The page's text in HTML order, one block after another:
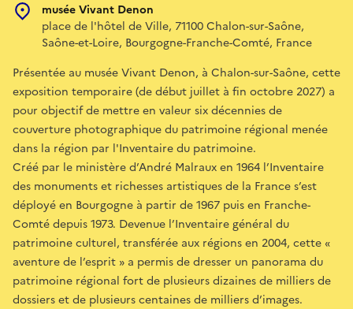
musée Vivant Denon
place de l'hôtel de Ville, 71100 Chalon-sur-Saône,
Saône-et-Loire, Bourgogne-Franche-Comté, France
Présentée au musée Vivant Denon, à Chalon-sur-Saône, cette
exposition temporaire (de début juillet à fin octobre 2027) a
pour objectif de mettre en valeur six décennies de
couverture photographique du patrimoine régional menée
dans la région par l'Inventaire du patrimoine.
Créé par le ministère d’André Malraux en 1964 l’Inventaire
des monuments et richesses artistiques de la France s’est
déployé en Bourgogne à partir de 1967 puis en Franche-
Comté depuis 1973. Devenue l’Inventaire général du
patrimoine culturel, transférée aux régions en 2004, cette «
aventure de l’esprit » a permis de dresser un panorama du
patrimoine régional fort de plusieurs dizaines de milliers de
dossiers et de plusieurs centaines de milliers d’images.